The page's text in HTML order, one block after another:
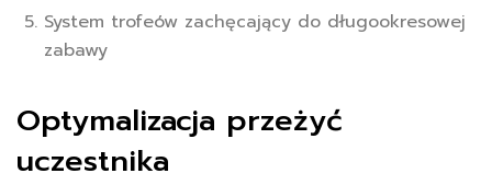
System trofeów zachęcający do długookresowej
zabawy
Optymalizacja przeżyć
uczestnika